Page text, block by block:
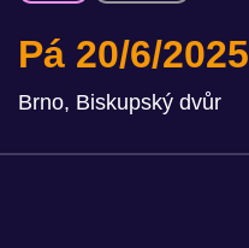
Pá 20/6/2025
Brno, Biskupský dvůr